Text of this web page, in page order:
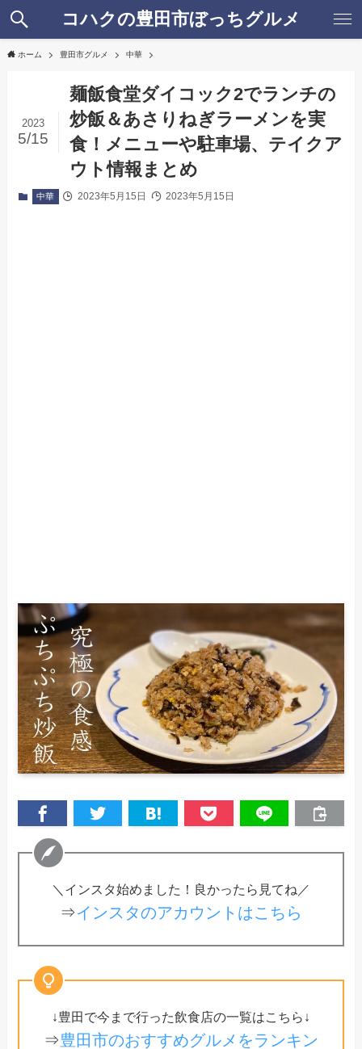
コハクの豊田市ぼっちグルメ
ホーム 豊田市グルメ 中華
麺飯食堂ダイコック2でランチの
炒飯＆あさりねぎラーメンを実
食！メニューや駐車場、テイクア
ウト情報まとめ
2023
5/15
中華 2023年5月15日 2023年5月15日
＼インスタ始めました！良かったら見てね／
⇒インスタのアカウントはこちら
↓豊田で今まで行った飲食店の一覧はこちら↓
⇒豊田市のおすすめグルメをランキン